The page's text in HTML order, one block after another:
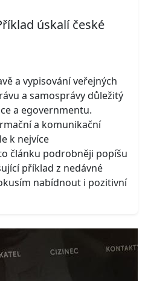
úskalí české
a vypisování veřejných
a samosprávy důležitý
a egovernmentu.
a komunikační
k nejvíce
článku podrobněji popíšu
příklad z nedávné
nabídnout i pozitivní